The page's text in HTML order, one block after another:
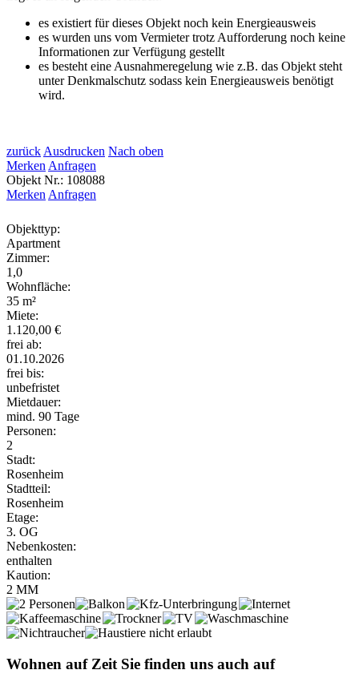
es existiert für dieses Objekt noch kein Energieausweis
es wurden uns vom Vermieter trotz Aufforderung noch keine
Informationen zur Verfügung gestellt
es besteht eine Ausnahmeregelung wie z.B. das Objekt steht
unter Denkmalschutz sodass kein Energieausweis benötigt
wird.
zurückAusdrucken Nach oben
MerkenAnfragen
Objekt Nr.: 108088
MerkenAnfragen
Objekttyp:
Apartment
Zimmer:
1,0
Wohnfläche:
35 m²
Miete:
1.120,00 €
frei ab:
01.10.2026
frei bis:
unbefristet
Mietdauer:
mind. 90 Tage
Personen:
2
Stadt:
Rosenheim
Stadtteil:
Rosenheim
Etage:
3. OG
Nebenkosten:
enthalten
Kaution:
2 MM
Wohnen auf Zeit Sie finden uns auch auf